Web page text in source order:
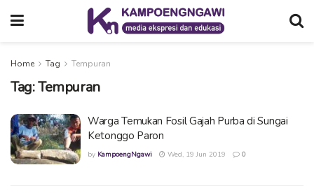
Home Tag Tempuran
Tag:Tempuran
Warga Temukan Fosil Gajah Purba di Sungai
Ketonggo Paron
by KampoengNgawi Wed, 19 Jun 2019 0